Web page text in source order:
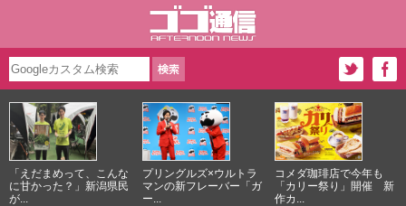
「えだまめって、こんな
に甘かった？」新潟県民
が...
プリングルズ×ウルトラ
マンの新フレーバー「ガ
ー...
コメダ珈琲店で今年も
「カリー祭り」開催 新
作カ...